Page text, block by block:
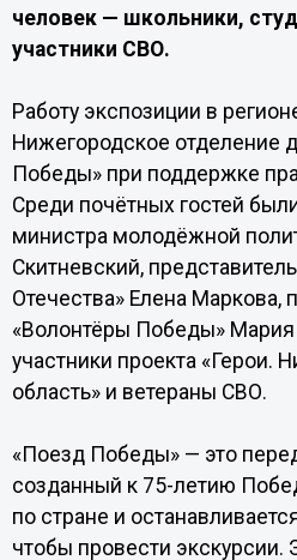
человек — школьники,
участники СВО.
Работу экспозиции в
Нижегородское отделение
Победы» при поддержке
Среди почётных гостей
министра молодёжной
Скитневский,
Отечества» Елена Маркова,
«Волонтёры Победы»
участники проекта «Герои.
область» и ветераны СВО.
«Поезд Победы» — это
созданный к 75-летию
по стране и
чтобы провести экскурсии.